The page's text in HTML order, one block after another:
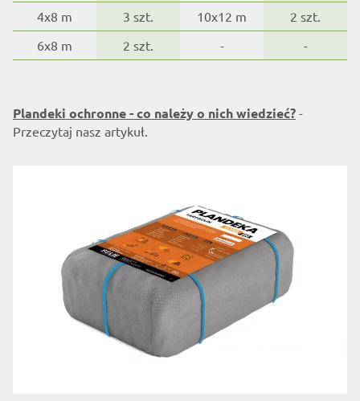
4x8 m
3 szt. 10x12 m
2 szt.
6x8 m
2 szt. - -
Plandeki ochronne - co należy o nich wiedzieć? -
Przeczytaj nasz artykuł.